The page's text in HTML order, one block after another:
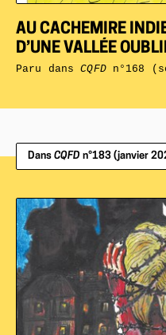
AU CACHEMIRE
D’UNE VALLÉE
Paru dansCQFDn°168
Dans CQFD n°183 (janvier